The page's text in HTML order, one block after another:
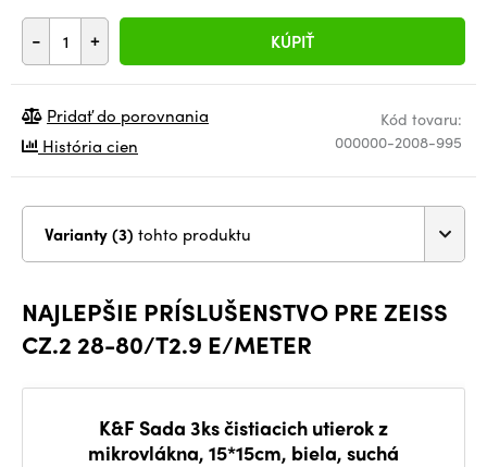
- + KÚPIŤ
Kód tovaru:
000000-2008-995
Pridať do porovnania
História cien
Varianty (3) tohto produktu
NAJLEPŠIE PRÍSLUŠENSTVO PRE ZEISS
CZ.2 28-80/T2.9 E/METER
K&F Sada 3ks čistiacich utierok z
mikrovlákna, 15*15cm, biela, suchá